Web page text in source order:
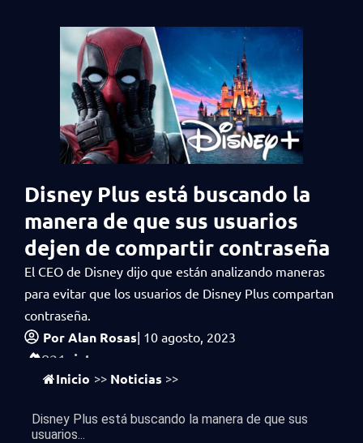
Disney Plus está buscando la
manera de que sus usuarios
dejen de compartir contraseña
El CEO de Disney dijo que están analizando maneras
para evitar que los usuarios de Disney Plus compartan
contraseña.
PorAlan Rosas| 10 agosto, 2023
821 vistas
Inicio >> Noticias >>
Disney Plus está buscando la manera de que sus
usuarios...